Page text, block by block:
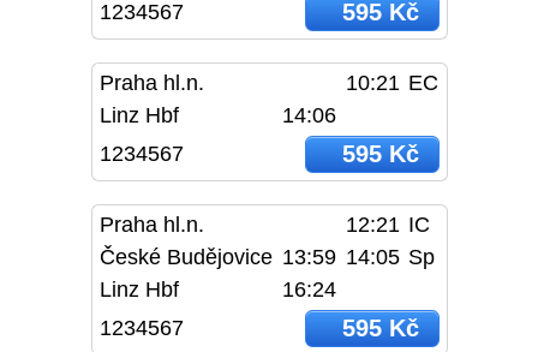
1234567
595 Kč
Praha hl.n. 10:21 EC
Linz Hbf
14:06
1234567
595 Kč
Praha hl.n. 12:21 IC
České Budějovice 13:59 14:05 Sp
Linz Hbf
16:24
1234567
595 Kč